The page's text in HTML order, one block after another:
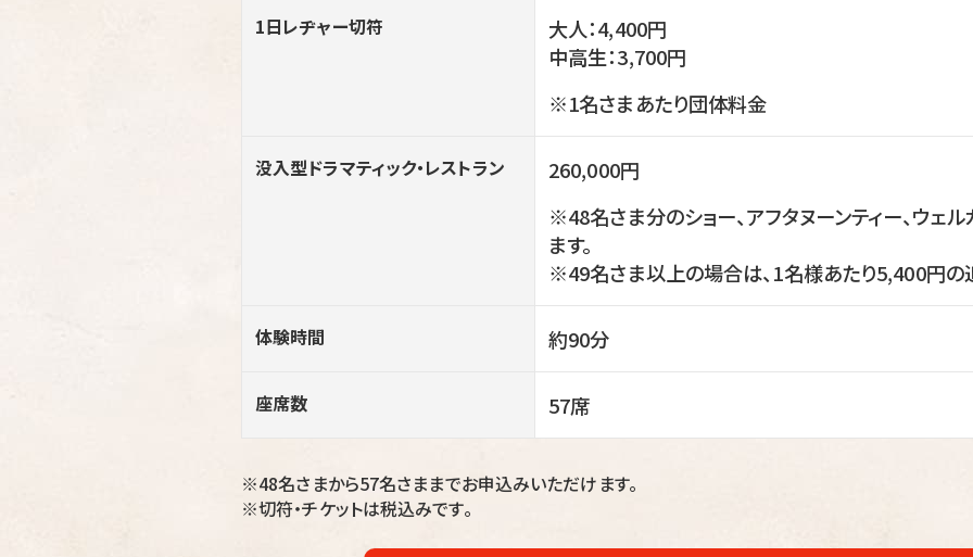
1日レヂャー切符
大人：4,400円
中高生：3,700円
※1名さまあたり団体料金
没入型ドラマティック・レストラン
260,000円
※48名さま分のショー、アフタヌーンティー、ウェ
ます。
※49名さま以上の場合は、1名様あたり5,400円の
体験時間 約90分
座席数 57席
※48名さまから57名さままでお申込みいただけます。
※切符・チケットは税込みです。